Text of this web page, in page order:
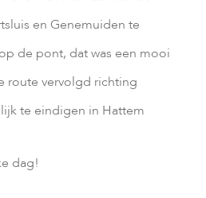
en Genemuiden te
de pont, dat was een mooi
route vervolgd richting
te eindigen in Hattem
dag!